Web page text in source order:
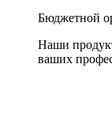
Бюджетной
Наши
ваших